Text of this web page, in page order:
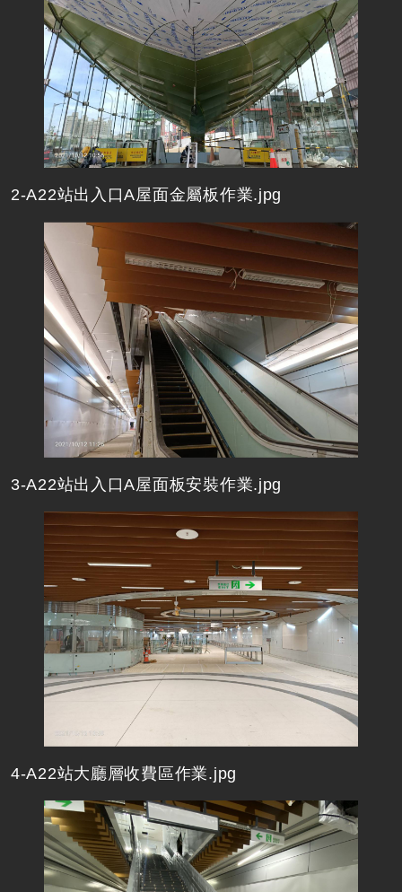
2-A22站出入口A屋面金屬板作業.jpg
3-A22站出入口A屋面板安裝作業.jpg
4-A22站大廳層收費區作業.jpg